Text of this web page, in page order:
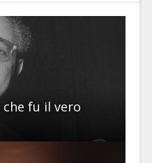
che fu il vero